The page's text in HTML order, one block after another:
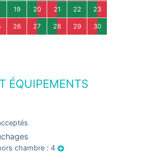
19 20 21 22 23
26 27 28 29 30
ÉQUIPEMENTS
Couchage(s) hors chambre : 4